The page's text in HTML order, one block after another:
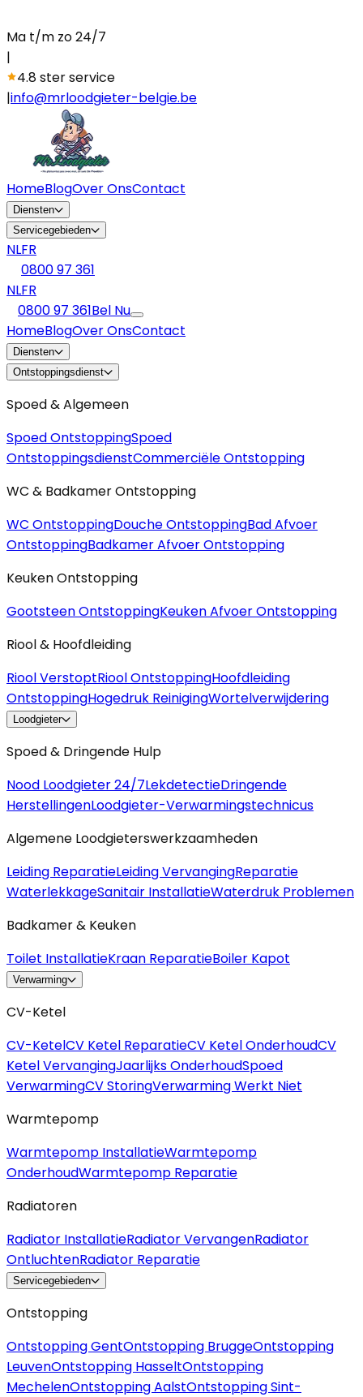
Ma t/m zo 24/7
|
4.8 ster service
|info@mrloodgieter-belgie.be
HomeBlogOver OnsContact
Diensten
Servicegebieden
NLFR
0800 97 361
NLFR
0800 97 361Bel Nu
HomeBlogOver OnsContact
Diensten
Ontstoppingsdienst
Spoed & Algemeen
Spoed OntstoppingSpoed
OntstoppingsdienstCommerciële Ontstopping
WC & Badkamer Ontstopping
WC OntstoppingDouche OntstoppingBad Afvoer
OntstoppingBadkamer Afvoer Ontstopping
Keuken Ontstopping
Gootsteen OntstoppingKeuken Afvoer Ontstopping
Riool & Hoofdleiding
Riool VerstoptRiool OntstoppingHoofdleiding
OntstoppingHogedruk ReinigingWortelverwijdering
Loodgieter
Spoed & Dringende Hulp
Nood Loodgieter 24/7LekdetectieDringende
HerstellingenLoodgieter-Verwarmingstechnicus
Algemene Loodgieterswerkzaamheden
Leiding ReparatieLeiding VervangingReparatie
WaterlekkageSanitair InstallatieWaterdruk Problemen
Badkamer & Keuken
Toilet InstallatieKraan ReparatieBoiler Kapot
Verwarming
CV-Ketel
CV-KetelCV Ketel ReparatieCV Ketel OnderhoudCV
Ketel VervangingJaarlijks OnderhoudSpoed
VerwarmingCV StoringVerwarming Werkt Niet
Warmtepomp
Warmtepomp InstallatieWarmtepomp
OnderhoudWarmtepomp Reparatie
Radiatoren
Radiator InstallatieRadiator VervangenRadiator
OntluchtenRadiator Reparatie
Servicegebieden
Ontstopping
Ontstopping GentOntstopping BruggeOntstopping
LeuvenOntstopping HasseltOntstopping
MechelenOntstopping AalstOntstopping Sint-